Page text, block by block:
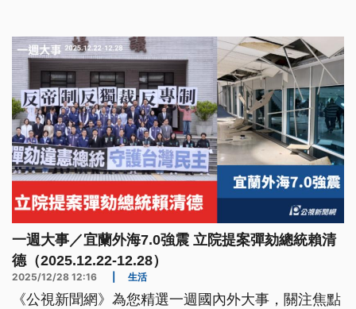
一週大事／宜蘭外海7.0強震 立院提案彈劾總統賴清
德（2025.12.22-12.28）
2025/12/28 12:16 生活
《公視新聞網》為您精選一週國內外大事，關注焦點